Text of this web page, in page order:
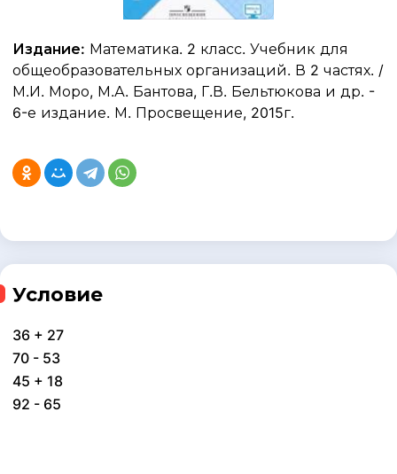
Издание: Математика. 2 класс. Учебник для
общеобразовательных организаций. В 2 частях. /
М.И. Моро, М.А. Бантова, Г.В. Бельтюкова и др. -
6-е издание. М. Просвещение, 2015г.
Условие
36 + 27
70 - 53
45 + 18
92 - 65